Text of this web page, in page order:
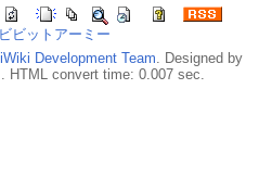
ビビットアーミー
Development Team . Designed by
HTML convert time: 0.007 sec.